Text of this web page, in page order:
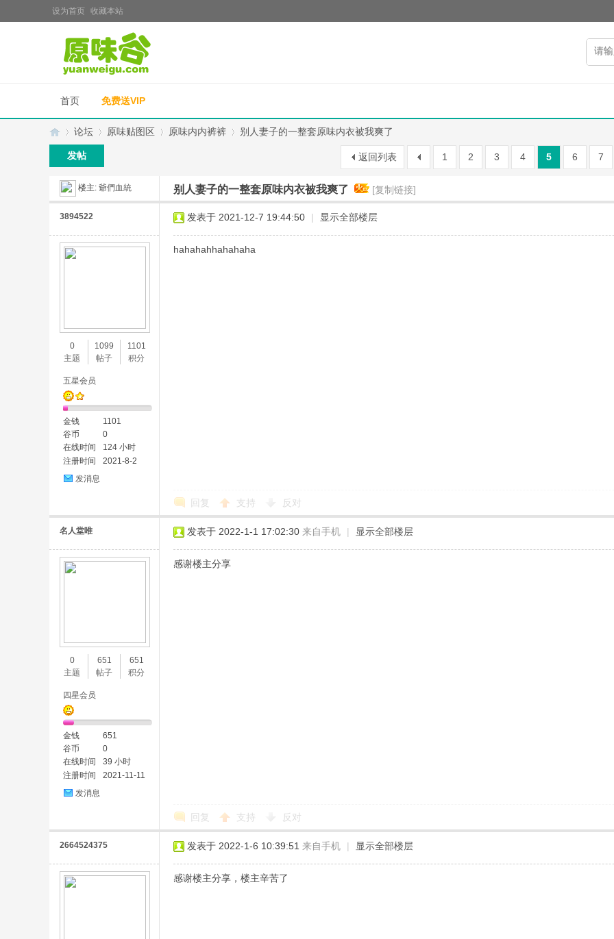
设为首页 收藏本站
首页 免费送VIP
»
论坛
›
原味贴图区 原味内内裤裤
›
别人妻子的一整套原味内衣被我爽了
1 2 3 4 5 6 7
返回列表
发帖
楼主: 爺們血統 别人妻子的一整套原味内衣被我爽了 [复制链接]
3894522
0
主题
1099
帖子
1101
积分
五星会员
金钱
1101
谷币
0
在线时间
124 小时
注册时间
2021-8-2
发消息
发表于 2021-12-7 19:44:50 | 显示全部楼层
hahahahhahahaha
回复 支持 反对
名人堂唯
0
主题
651
帖子
651
积分
四星会员
金钱
651
谷币
0
在线时间
39 小时
注册时间
2021-11-11
发消息
发表于 2022-1-1 17:02:30 来自手机 | 显示全部楼层
感谢楼主分享
回复 支持 反对
2664524375 发表于 2022-1-6 10:39:51 来自手机 | 显示全部楼层
感谢楼主分享，楼主辛苦了